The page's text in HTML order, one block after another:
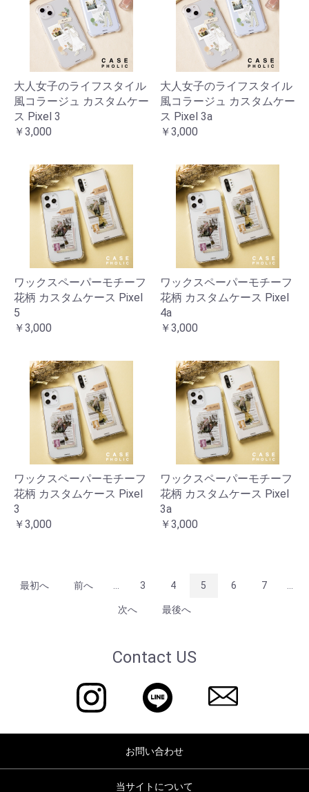
大人女子のライフスタイル
風コラージュ カスタムケー
ス Pixel 3
￥3,000
大人女子のライフスタイル
風コラージュ カスタムケー
ス Pixel 3a
￥3,000
ワックスペーパーモチーフ
花柄 カスタムケース Pixel
5
￥3,000
ワックスペーパーモチーフ
花柄 カスタムケース Pixel
4a
￥3,000
ワックスペーパーモチーフ
花柄 カスタムケース Pixel
3
￥3,000
ワックスペーパーモチーフ
花柄 カスタムケース Pixel
3a
￥3,000
最初へ 前へ 3 4 5 6 7
次へ 最後へ
Contact US
お問い合わせ
当サイトについて